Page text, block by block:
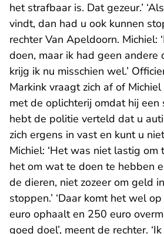
het strafbaar is. Dat gezeur.’
vindt, dan had u ook kunnen
rechter Van Apeldoorn. Michiel:
doen, maar ik had geen andere
krijg ik nu misschien wel.’
Markink vraagt zich af of
met de oplichterij omdat hij een
hebt de politie verteld dat u
zich ergens in vast en kunt u
Michiel: ‘Het was niet lastig
het om wat te doen te hebben
de dieren, niet zozeer om geld
stoppen.’ ‘Daar komt het wel
euro ophaalt en 250 euro
goed doel’, meent de rechter.